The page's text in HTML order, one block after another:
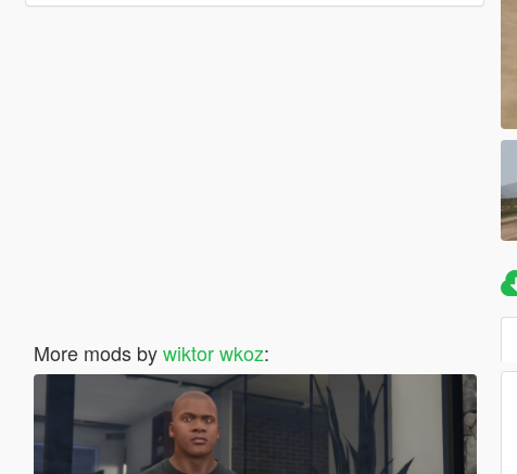
More mods bywiktor wkoz: